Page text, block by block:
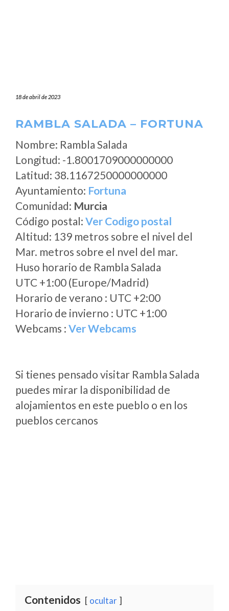
18 de abril de 2023
RAMBLA SALADA – FORTUNA
Nombre: Rambla Salada
Longitud: -1.8001709000000000
Latitud: 38.1167250000000000
Ayuntamiento: Fortuna
Comunidad: Murcia
Código postal: Ver Codigo postal
Altitud: 139 metros sobre el nivel del
Mar. metros sobre el nvel del mar.
Huso horario de Rambla Salada
UTC +1:00 (Europe/Madrid)
Horario de verano : UTC +2:00
Horario de invierno : UTC +1:00
Webcams : Ver Webcams
Si tienes pensado visitar Rambla Salada
puedes mirar la disponibilidad de
alojamientos en este pueblo o en los
pueblos cercanos
Contenidos ocultar